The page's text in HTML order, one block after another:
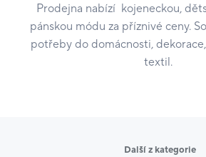
Prodejna nabízí kojeneckou,
pánskou módu za příznivé ceny.
potřeby do domácnosti,
textil.
Další z kategorie